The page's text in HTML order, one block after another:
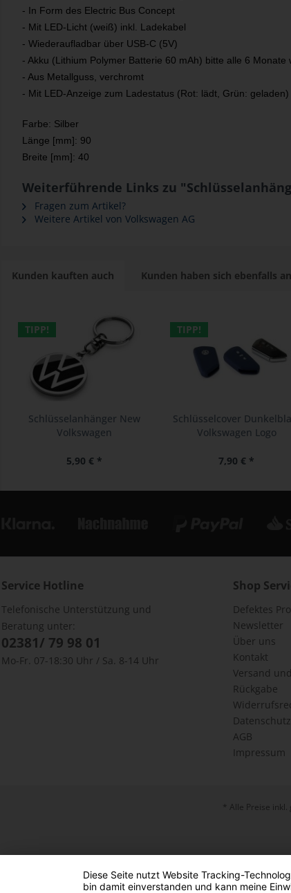
- In Form des Electric Bus Concept
- Mit LED-Licht (weiß) inkl. Ladekabel
- Wiederaufladbar über USB-C (5V)
- Akku (Lithium Polymer Batterie 60 mAh) bitte alle 6 Monate
- Aus Metallguss, verchromt
- Mit LED-Anzeige zum Ladestatus (Rot: lädt, Grün: geladen)
Farbe: Silber
Länge [mm]: 90
Breite [mm]: 40
Weiterführende Links zu
Fragen zum Artikel?
Weitere Artikel von Volkswagen AG
Kunden kauften auch Kunden haben sich ebenfalls
TIPP!
Schlüsselanhänger New
Volkswagen
5,90 € *
TIPP!
Schlüsselcover
Volkswagen Logo
7,90 € *
Service Hotline
Telefonische Unterstützung und
Beratung unter:
02381/ 79 98 01
Mo-Fr. 07-18:30 Uhr / Sa. 8-14 Uhr
Shop
Defektes
Newsletter
Über uns
Kontakt
Versand
Rückgabe
Datenschutz
AGB
Impressum
* Alle Preise
Diese Seite nutzt Website Tracking-
bin damit einverstanden und kann meine